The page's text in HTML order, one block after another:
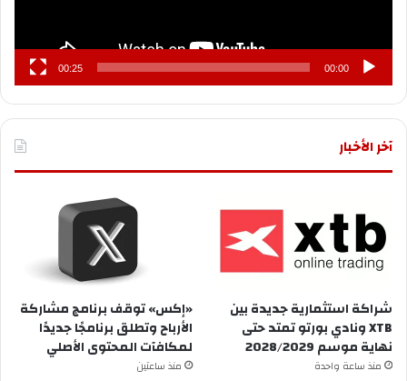
00:00
00:25
آخر الأخبار
شراكة استثمارية جديدة بين
XTB ونادي بورتو تمتد حتى
نهاية موسم 2028/2029
منذ ساعة واحدة
«إكس» توقف برنامج مشاركة
الأرباح وتطلق برنامجًا جديدًا
لمكافآت المحتوى الأصلي
منذ ساعتين